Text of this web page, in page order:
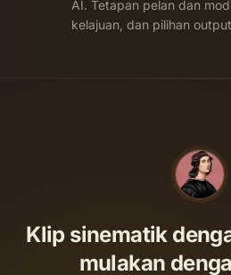
AI. Tetapan pelan dan
kelajuan, dan pilihan
Klip sinematik
mulakan